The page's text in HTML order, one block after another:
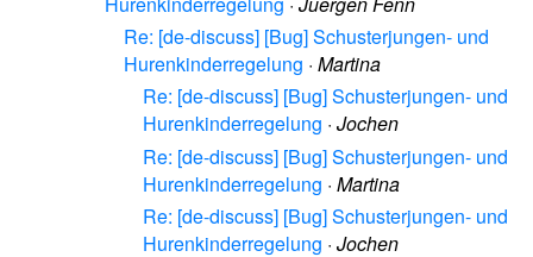
Re: [de-discuss] [Bug] Schusterjungen- und
Hurenkinderregelung · Martina
Re: [de-discuss] [Bug] Schusterjungen- und
Hurenkinderregelung · Jochen
Re: [de-discuss] [Bug] Schusterjungen- und
Hurenkinderregelung · Martina
Re: [de-discuss] [Bug] Schusterjungen- und
Hurenkinderregelung · Jochen